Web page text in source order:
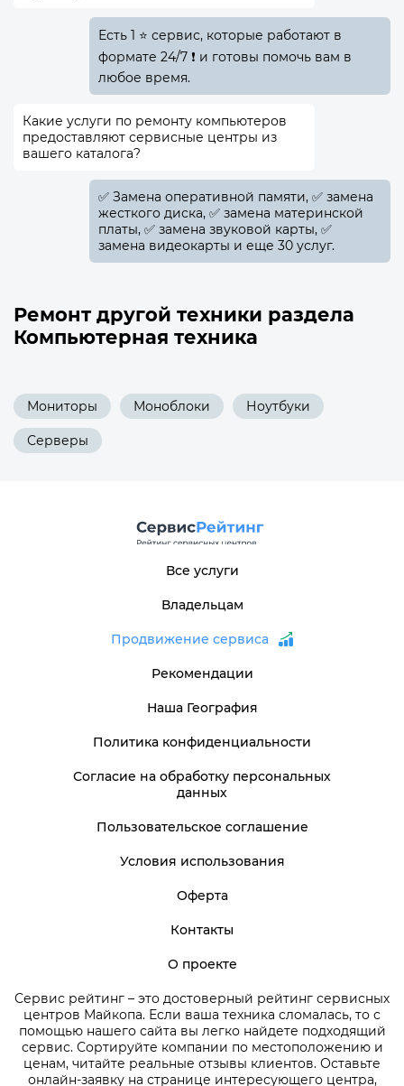
Есть 1 ⭐ сервис, которые работают в
формате 24/7 ❗ и готовы помочь вам в
любое время.
Какие услуги по ремонту компьютеров
предоставляют сервисные центры из
вашего каталога?
✅️ Замена оперативной памяти, ✅️ замена
жесткого диска, ✅️ замена материнской
платы, ✅️ замена звуковой карты, ✅️
замена видеокарты и еще 30 услуг.
Ремонт другой техники раздела
Компьютерная техника
Мониторы Моноблоки Ноутбуки
Серверы
Сервис рейтинг – это достоверный рейтинг сервисных
центров Майкопа. Если ваша техника сломалась, то с
помощью нашего сайта вы легко найдете подходящий
сервис. Сортируйте компании по местоположению и
ценам, читайте реальные отзывы клиентов. Оставьте
онлайн-заявку на странице интересующего центра,
Все услуги
Владельцам
Продвижение сервиса
Рекомендации
Наша География
Политика конфиденциальности
Согласие на обработку персональных
данных
Пользовательское соглашение
Условия использования
Оферта
Контакты
О проекте